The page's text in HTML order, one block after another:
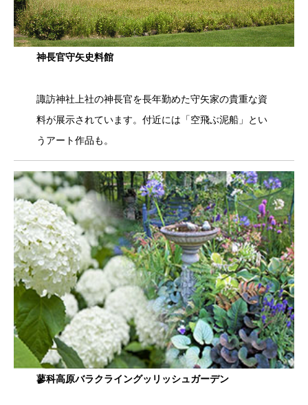
神長官守矢史料館
諏訪神社上社の神長官を長年勤めた守矢家の貴重な資
料が展示されています。付近には「空飛ぶ泥船」とい
うアート作品も。
蓼科高原バラクライングッリッシュガーデン